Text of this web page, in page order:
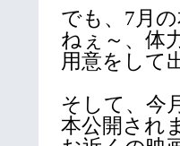
でも、7月
ねぇ～、体
用意をして
そして、今
本公開され